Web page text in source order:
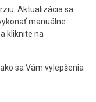
Aktualizácia sa
manuálne:
kliknite na
sa Vám vylepšenia